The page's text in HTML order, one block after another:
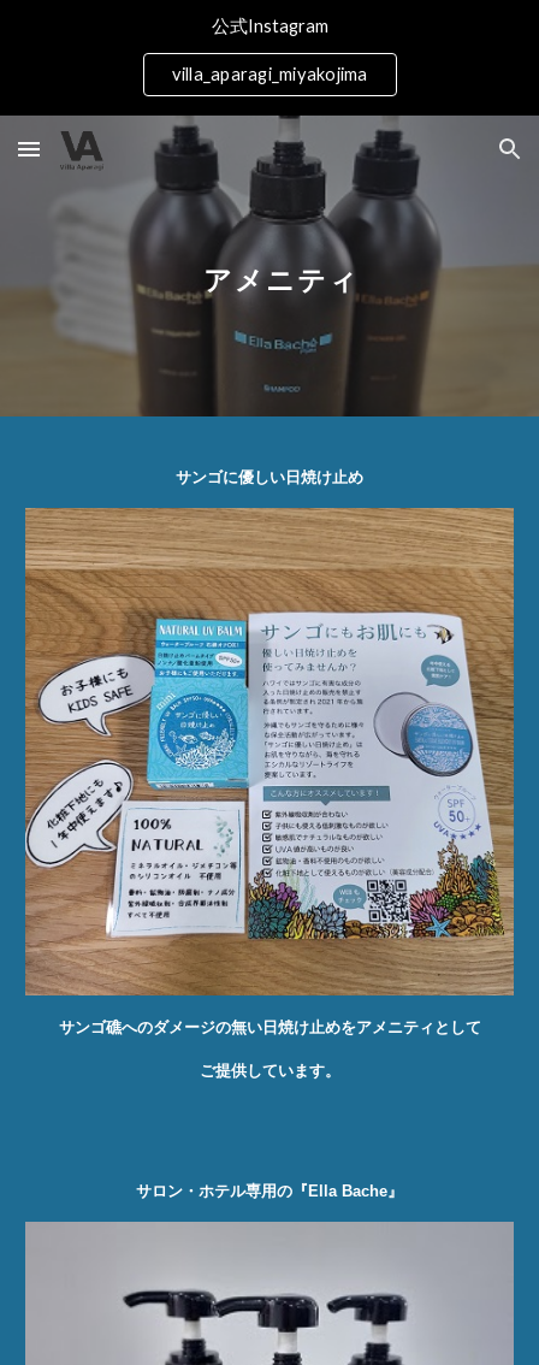
公式Instagram
villa_aparagi_miyakojima
アメニティ
サンゴに優しい日焼け止め
サンゴ礁へのダメージの無い日焼け止めをアメニティとして
ご提供しています。
サロン・ホテル専用の『 Ella Bache』